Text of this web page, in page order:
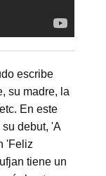
escribe
su madre, la
En este
debut, 'A
'Feliz
tiene un